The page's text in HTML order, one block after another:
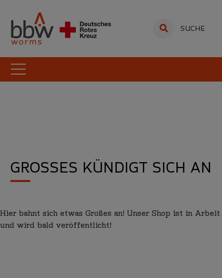
SUCHE
GROSSES KÜNDIGT SICH AN
Hier bahnt sich etwas Großes an! Unser Shop ist in Arbeit
und wird bald veröffentlicht!